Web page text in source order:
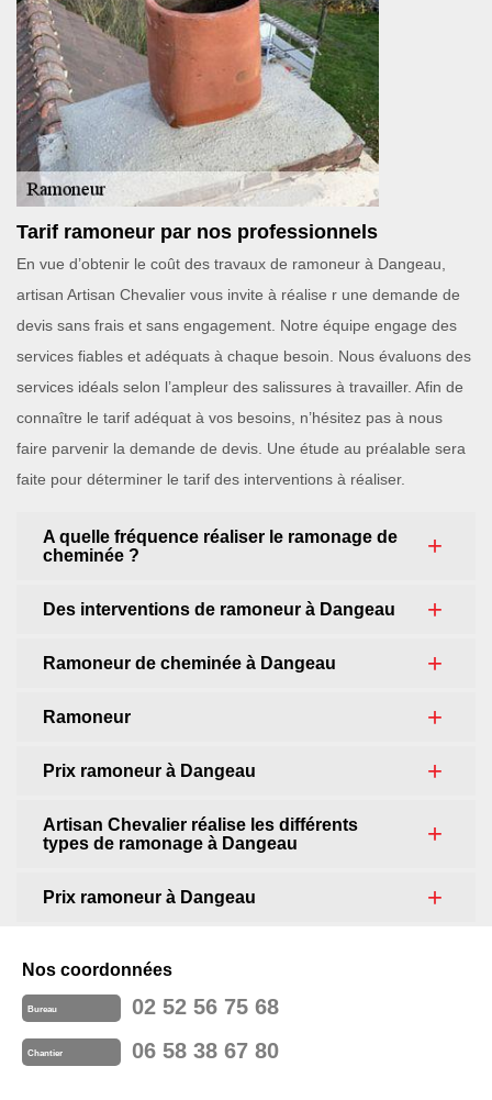
Tarif ramoneur par nos professionnels
En vue d’obtenir le coût des travaux de ramoneur à Dangeau,
artisan Artisan Chevalier vous invite à réalise r une demande de
devis sans frais et sans engagement. Notre équipe engage des
services fiables et adéquats à chaque besoin. Nous évaluons des
services idéals selon l’ampleur des salissures à travailler. Afin de
connaître le tarif adéquat à vos besoins, n’hésitez pas à nous
faire parvenir la demande de devis. Une étude au préalable sera
faite pour déterminer le tarif des interventions à réaliser.
A quelle fréquence réaliser le ramonage de
cheminée ?
Des interventions de ramoneur à Dangeau
Ramoneur de cheminée à Dangeau
Ramoneur
Prix ramoneur à Dangeau
Artisan Chevalier réalise les différents
types de ramonage à Dangeau
Prix ramoneur à Dangeau
Nos coordonnées
Bureau 02 52 56 75 68
Chantier 06 58 38 67 80